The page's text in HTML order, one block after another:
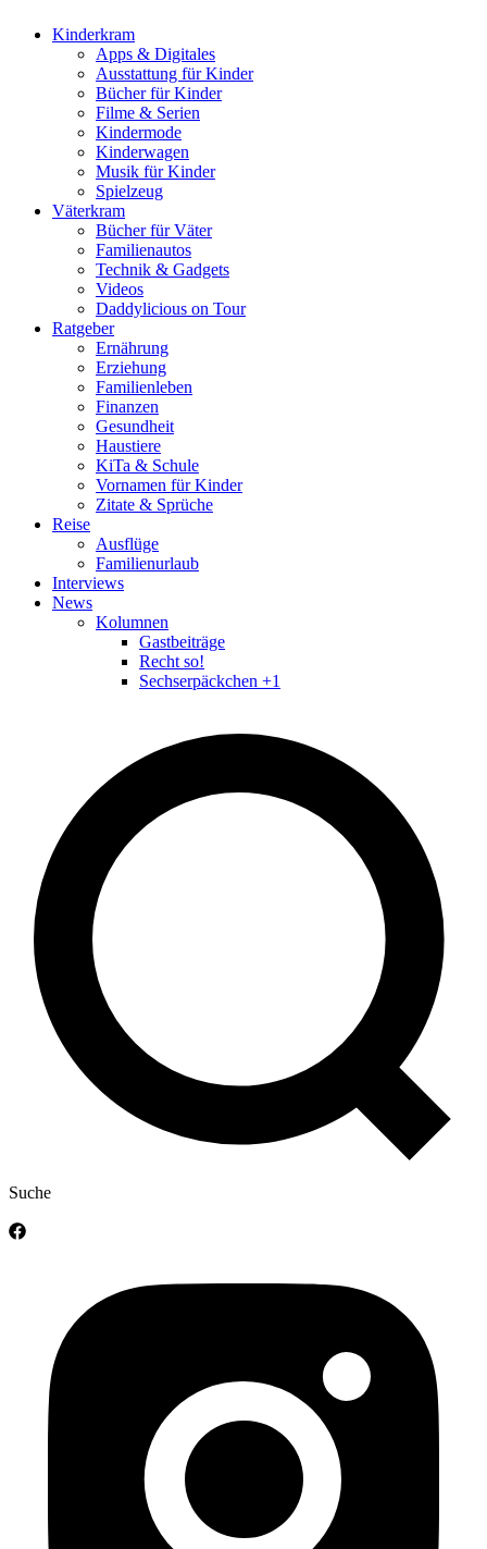
Kinderkram
Apps & Digitales
Ausstattung für Kinder
Bücher für Kinder
Filme & Serien
Kindermode
Kinderwagen
Musik für Kinder
Spielzeug
Väterkram
Bücher für Väter
Familienautos
Technik & Gadgets
Videos
Daddylicious on Tour
Ratgeber
Ernährung
Erziehung
Familienleben
Finanzen
Gesundheit
Haustiere
KiTa & Schule
Vornamen für Kinder
Zitate & Sprüche
Reise
Ausflüge
Familienurlaub
Interviews
News
Kolumnen
Gastbeiträge
Recht so!
Sechserpäckchen +1
Suche